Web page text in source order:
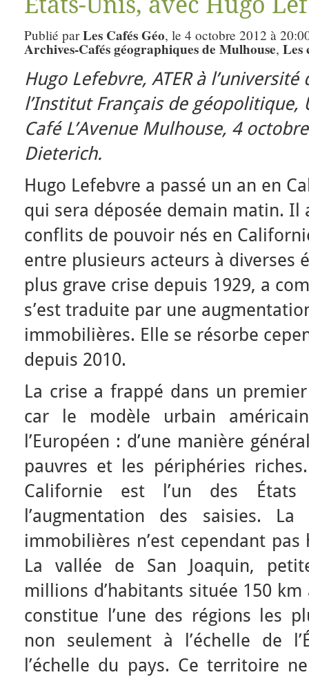
Publié parLes Cafés Géo, le 4 octobre 2012 à
Archives-Cafés géographiques de Mulhouse, Les
Hugo Lefebvre, ATER à
l’Institut Français de géopolitique,
Café L’Avenue Mulhouse, 4
Dieterich.
Hugo Lefebvre a passé un an en
qui sera déposée demain matin. Il
conflits de pouvoir nés en
entre plusieurs acteurs à diverses
plus grave crise depuis 1929, a
s’est traduite par une
immobilières. Elle se résorbe
depuis 2010.
La crise a frappé dans un
car le modèle urbain
l’Européen : d’une manière
pauvres et les périphéries
Californie est l’un des
l’augmentation des saisies.
immobilières n’est cependant
La vallée de San Joaquin,
millions d’habitants située 150 km
constitue l’une des régions les
non seulement à l’échelle de
l’échelle du pays. Ce territoire